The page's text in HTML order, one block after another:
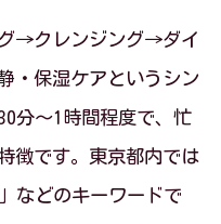
→クレンジング→ダイ
・保湿ケアというシン
分～1時間程度で、忙
徴です。東京都内では
などのキーワードで